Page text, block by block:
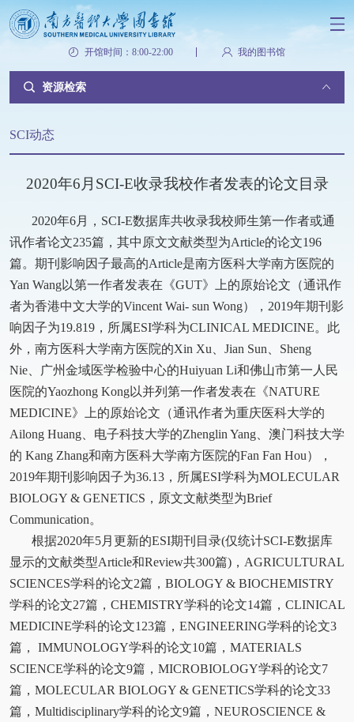
开馆时间：8:00-22:00 我的图书馆
资源检索
SCI动态
2020年6月SCI-E收录我校作者发表的论文目录
2020年6月，SCI-E数据库共收录我校师生第一作者或通
讯作者论文235篇，其中原文文献类型为Article的论文196
篇。期刊影响因子最高的Article是南方医科大学南方医院的
Yan Wang以第一作者发表在《GUT》上的原始论文（通讯作
者为香港中文大学的Vincent Wai- sun Wong），2019年期刊影
响因子为19.819，所属ESI学科为CLINICAL MEDICINE。此
外，南方医科大学南方医院的Xin Xu、Jian Sun、Sheng
Nie、广州金域医学检验中心的Huiyuan Li和佛山市第一人民
医院的Yaozhong Kong以并列第一作者发表在《NATURE
MEDICINE》上的原始论文（通讯作者为重庆医科大学的
Ailong Huang、电子科技大学的Zhenglin Yang、澳门科技大学
的 Kang Zhang和南方医科大学南方医院的Fan Fan Hou），
2019年期刊影响因子为36.13，所属ESI学科为MOLECULAR
BIOLOGY & GENETICS，原文文献类型为Brief
Communication。
根据2020年5月更新的ESI期刊目录(仅统计SCI-E数据库
显示的文献类型Article和Review共300篇)，AGRICULTURAL
SCIENCES学科的论文2篇，BIOLOGY & BIOCHEMISTRY
学科的论文27篇，CHEMISTRY学科的论文14篇，CLINICAL
MEDICINE学科的论文123篇，ENGINEERING学科的论文3
篇， IMMUNOLOGY学科的论文10篇，MATERIALS
SCIENCE学科的论文9篇，MICROBIOLOGY学科的论文7
篇，MOLECULAR BIOLOGY & GENETICS学科的论文33
篇，Multidisciplinary学科的论文9篇，NEUROSCIENCE &